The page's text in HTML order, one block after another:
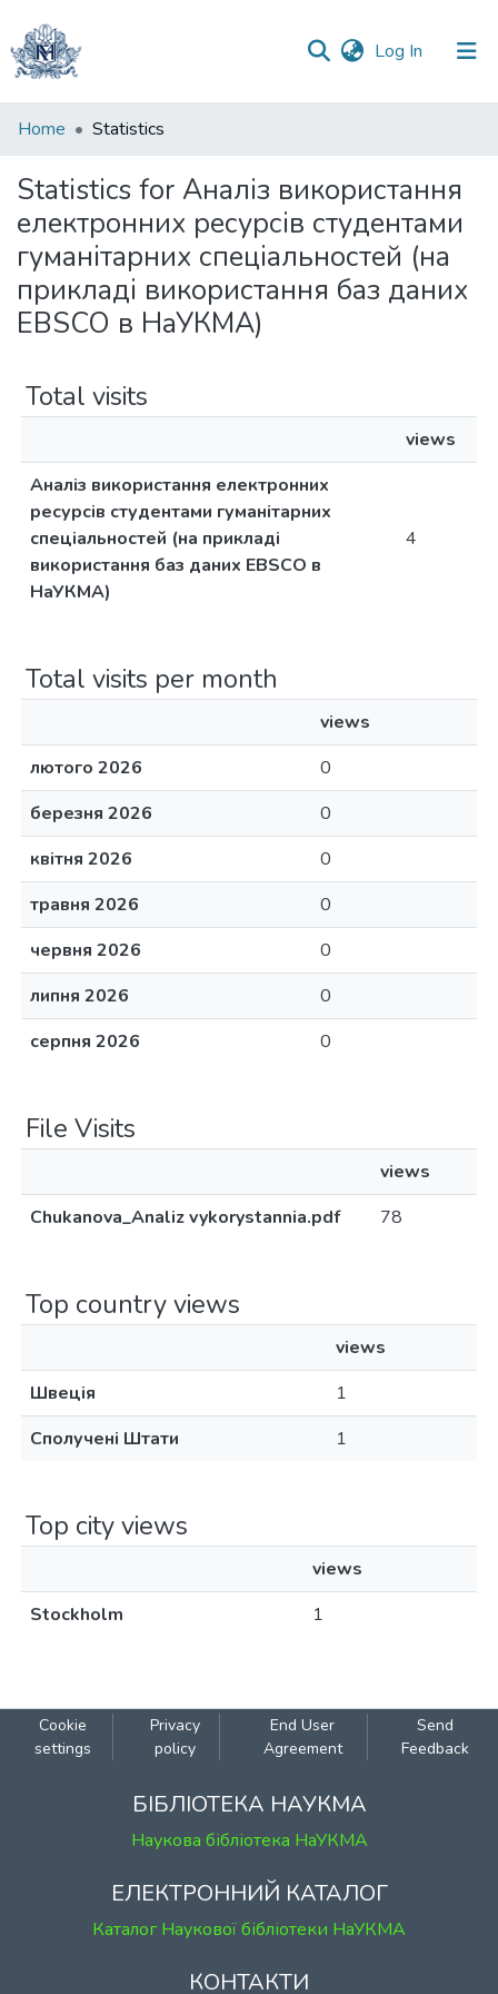
Log In (current)
Communities
Collections
All of DSpace
Home Statistics
Statistics for Аналіз використання
електронних ресурсів студентами
гуманітарних спеціальностей (на
прикладі використання баз даних
EBSCO в НаУКМА)
Total visits
views
Аналіз використання електронних
ресурсів студентами гуманітарних
спеціальностей (на прикладі
використання баз даних EBSCO в
НаУКМА)
4
Total visits per month
views
лютого 2026
0
березня 2026
0
квітня 2026
0
травня 2026
0
червня 2026
0
липня 2026
0
серпня 2026
0
File Visits
views
Chukanova_Analiz vykorystannia.pdf
78
Top country views
views
Швеція
1
Сполучені Штати
1
Top city views
views
Stockholm
1
Cookie
settings
Privacy
policy
End User
Agreement
Send
Feedback
БІБЛІОТЕКА НАУКМА
Наукова бібліотека НаУКМА
ЕЛЕКТРОННИЙ КАТАЛОГ
Каталог Наукової бібліотеки НаУКМА
КОНТАКТИ